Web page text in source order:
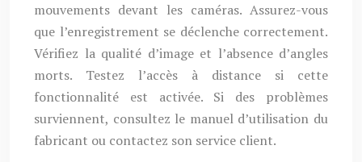
mouvements devant les caméras. Assurez-vous
que l’enregistrement se déclenche correctement.
Vérifiez la qualité d’image et l’absence d’angles
morts. Testez l’accès à distance si cette
fonctionnalité est activée. Si des problèmes
surviennent, consultez le manuel d’utilisation du
fabricant ou contactez son service client.